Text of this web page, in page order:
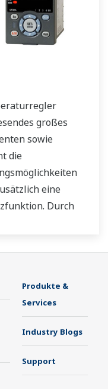
großes
sowie
die
eine
Durch
Produkte &
Services
Industry Blogs
Support